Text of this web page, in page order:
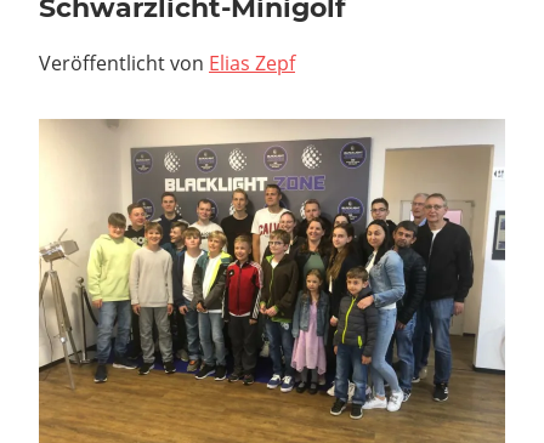
Schwarzlicht-Minigolf
Veröffentlicht von Elias Zepf